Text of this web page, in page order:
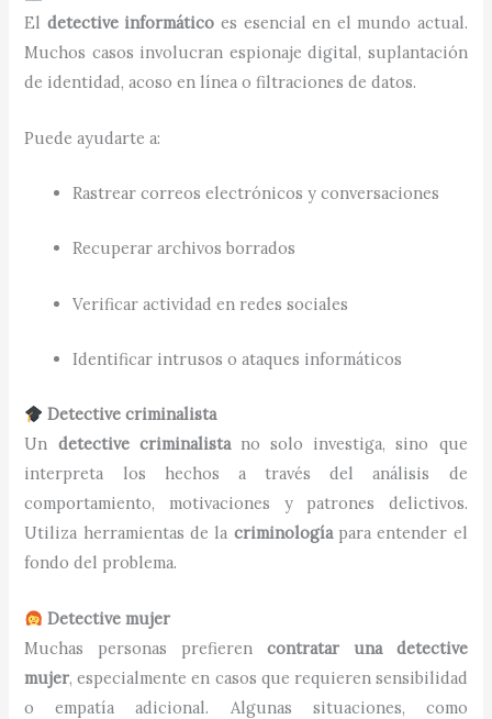
El detective informático es esencial en el mundo actual.
Muchos casos involucran espionaje digital, suplantación
de identidad, acoso en línea o filtraciones de datos.
Puede ayudarte a:
Rastrear correos electrónicos y conversaciones
Recuperar archivos borrados
Verificar actividad en redes sociales
Identificar intrusos o ataques informáticos
Detective criminalista
Un detective criminalistano solo investiga, sino que
interpreta los hechos a través del análisis de
comportamiento, motivaciones y patrones delictivos.
Utiliza herramientas de la criminologíapara entender el
fondo del problema.
Detective mujer
Muchas personas prefieren contratar una detective
mujer, especialmente en casos que requieren sensibilidad
o empatía adicional. Algunas situaciones, como